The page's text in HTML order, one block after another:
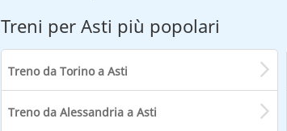
Treni per Asti più popolari
Treno da Torino a Asti
Treno da Alessandria a Asti